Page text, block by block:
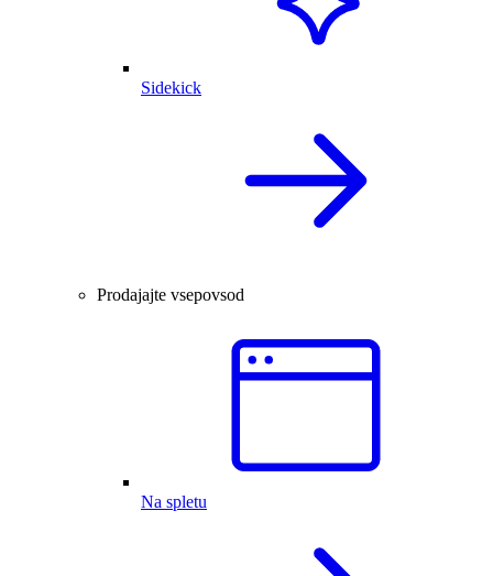
Sidekick
Prodajajte vsepovsod
Na spletu